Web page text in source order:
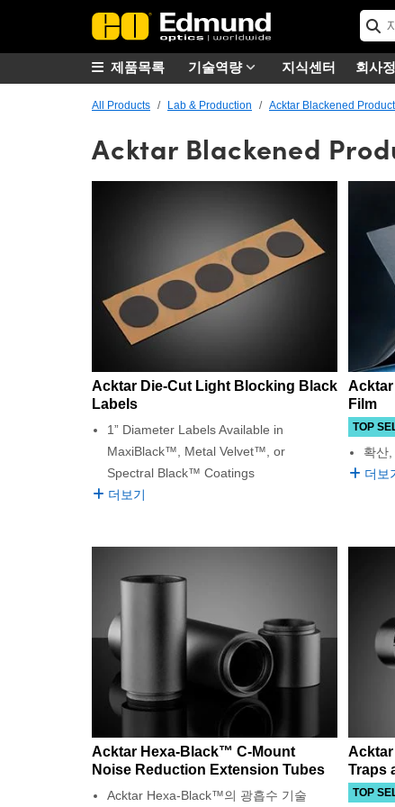
기술역량 지식센터 회사
제품목록
All Products Lab & Production Acktar Blackened
Acktar Blackened
Acktar Die-Cut Light Blocking Black
Labels
1” Diameter Labels Available in
MaxiBlack™, Metal Velvet™, or
Spectral Black™ Coatings
더보기
Film
TOP
확산
더보
Acktar Hexa-Black™ C-Mount
Noise Reduction Extension Tubes
Acktar Hexa-Black™의 광흡수 기술
Traps
TOP